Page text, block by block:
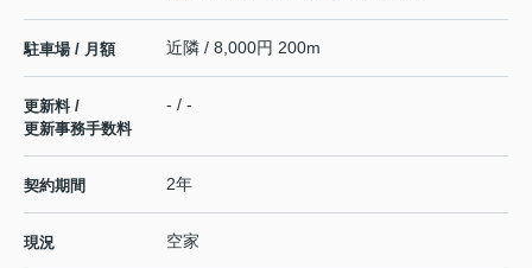
駐車場 / 月額 近隣 / 8,000円 200m
更新料 /
更新事務手数料
- / -
契約期間 2年
現況 空家